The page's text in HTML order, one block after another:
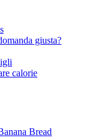
giusta?
calorie
Bread